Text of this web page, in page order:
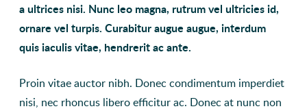
a ultrices nisi. Nunc leo magna, rutrum vel ultricies id,
ornare vel turpis. Curabitur augue augue, interdum
quis iaculis vitae, hendrerit ac ante.
Proin vitae auctor nibh. Donec condimentum imperdiet
nisi, nec rhoncus libero efficitur ac. Donec at nunc non